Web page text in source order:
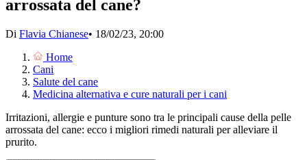
arrossata del cane?
Di Flavia Chianese• 18/02/23, 20:00
Home
Cani
Salute del cane
Medicina alternativa e cure naturali per i cani
Irritazioni, allergie e punture sono tra le principali cause della pelle
arrossata del cane: ecco i migliori rimedi naturali per alleviare il
prurito.